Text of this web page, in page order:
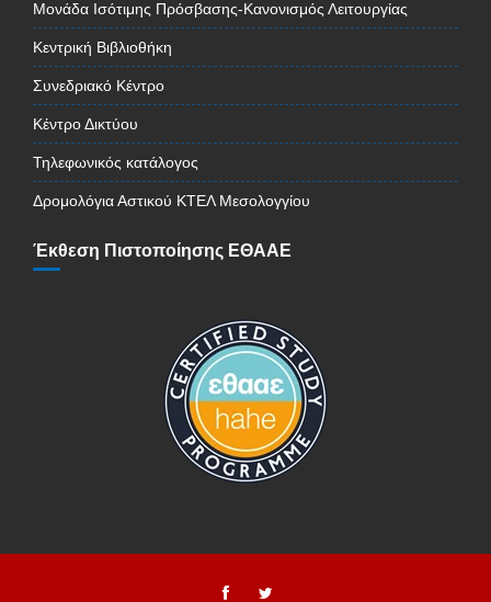
Μονάδα Ισότιμης Πρόσβασης-Κανονισμός Λειτουργίας
Κεντρική Βιβλιοθήκη
Συνεδριακό Κέντρο
Κέντρο Δικτύου
Τηλεφωνικός κατάλογος
Δρομολόγια Αστικού ΚΤΕΛ Μεσολογγίου
Έκθεση Πιστοποίησης ΕΘΑΑΕ